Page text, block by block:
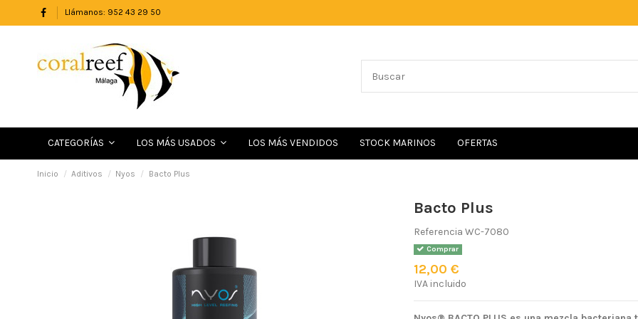
Llámanos: 952 43 29 50
CATEGORÍAS LOS MÁS USADOS LOS MÁS VENDIDOS STOCK MARINOS OFERTAS
Inicio Aditivos Nyos Bacto Plus
Bacto Plus
Referencia WC-7080
Comprar
12,00 €
IVA incluido